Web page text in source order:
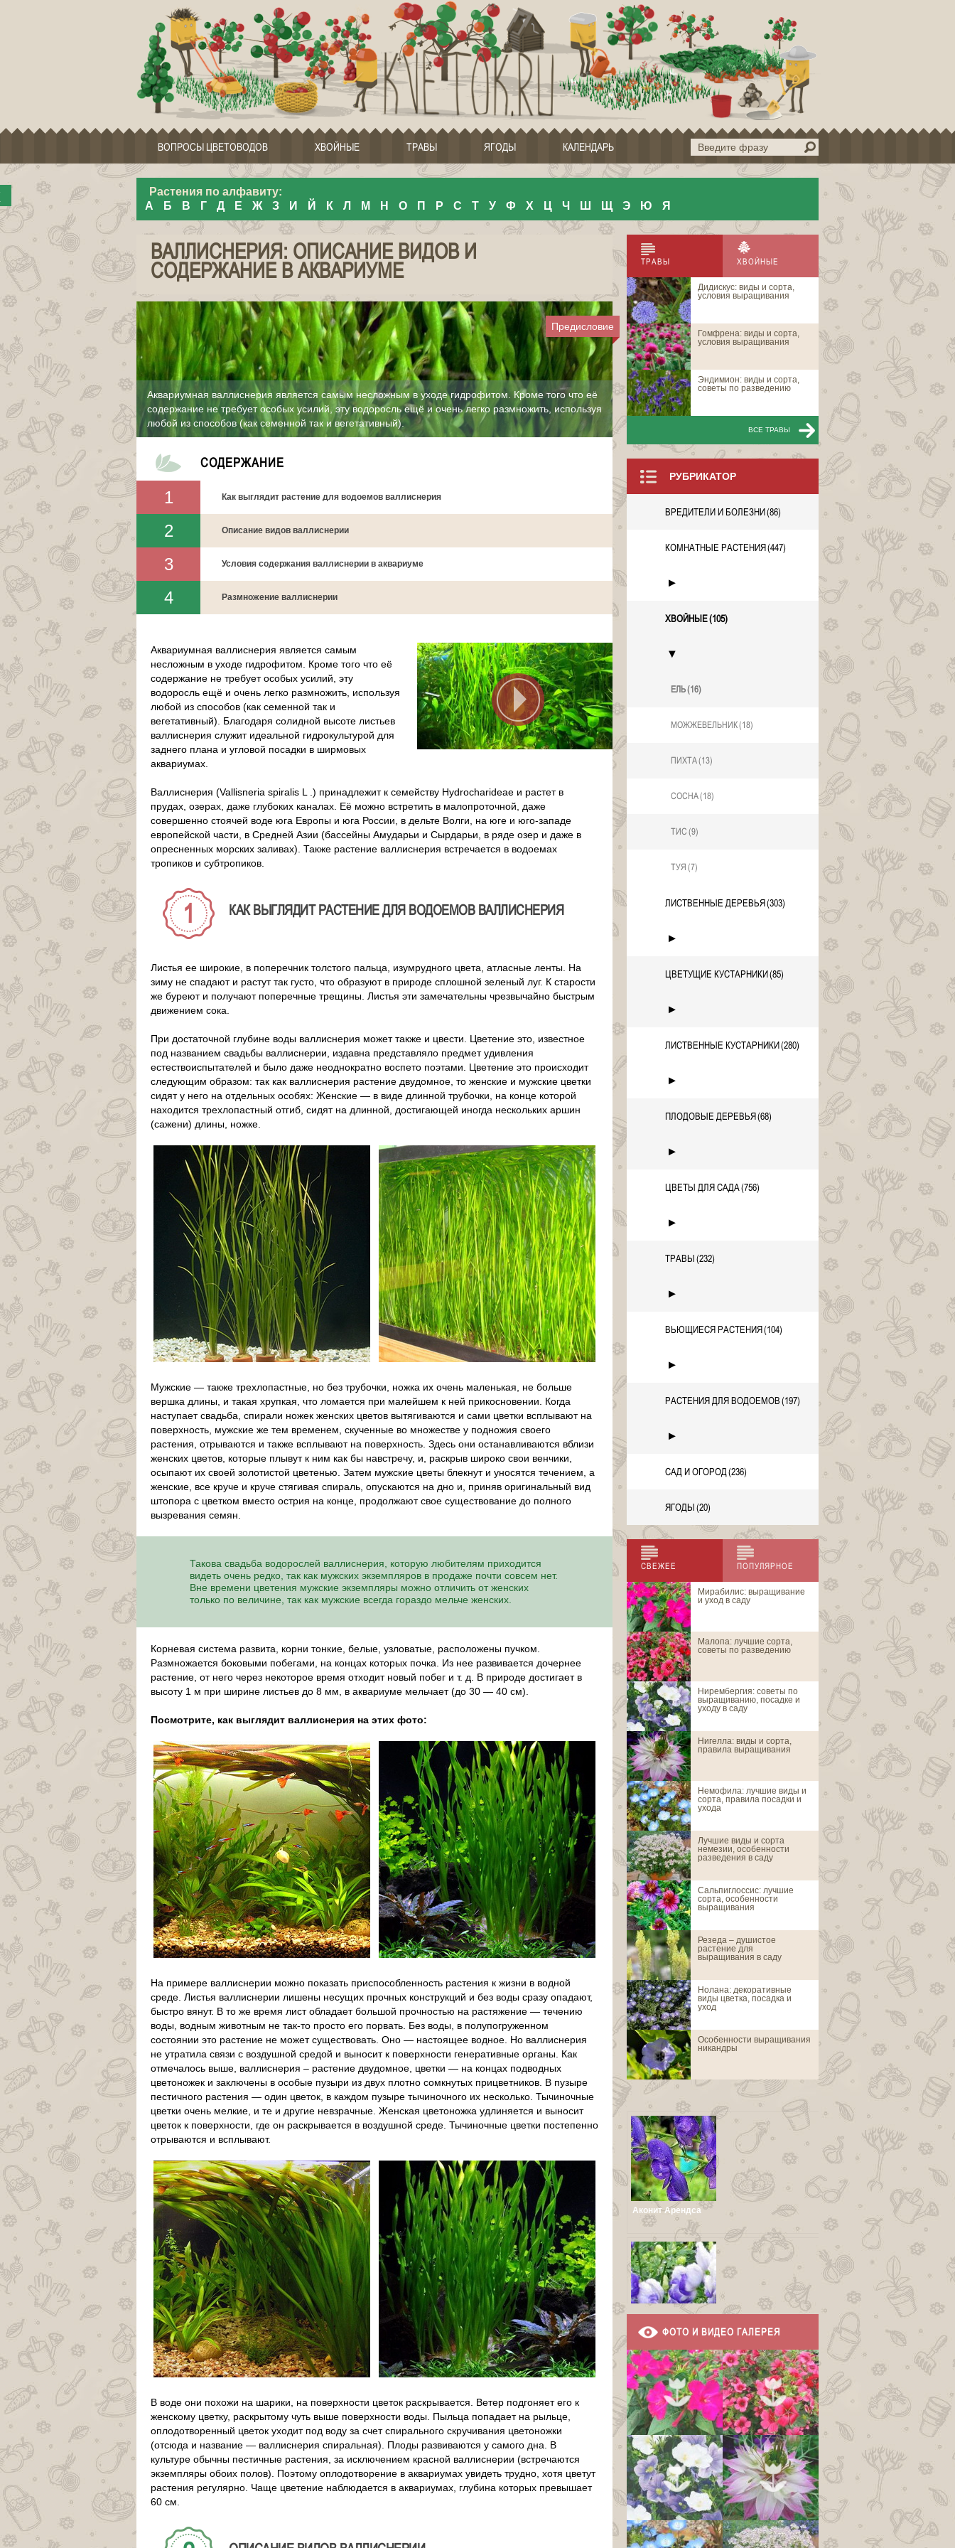
ВОПРОСЫ ЦВЕТОВОДОВ ХВОЙНЫЕ ТРАВЫ ЯГОДЫ КАЛЕНДАРЬ
Растения по алфавиту:
А
Б В Г Д Е Ж З И Й К Л М Н О П Р С Т У Ф Х Ц Ч Ш Щ Э Ю Я
ВАЛЛИСНЕРИЯ: ОПИСАНИЕ ВИДОВ И
СОДЕРЖАНИЕ В АКВАРИУМЕ
Предисловие
Аквариумная валлиснерия является самым несложным в уходе гидрофитом. Кроме того что её
содержание не требует особых усилий, эту водоросль ещё и очень легко размножить, используя
любой из способов (как семенной так и вегетативный).
СОДЕРЖАНИЕ
Как выглядит растение для водоемов валлиснерия
Описание видов валлиснерии
Условия содержания валлиснерии в аквариуме
Размножение валлиснерии
Аквариумная валлиснерия является самым
несложным в уходе гидрофитом. Кроме того что её
содержание не требует особых усилий, эту
водоросль ещё и очень легко размножить, используя
любой из способов (как семенной так и
вегетативный). Благодаря солидной высоте листьев
валлиснерия служит идеальной гидрокультурой для
заднего плана и угловой посадки в ширмовых
аквариумах.
Валлиснерия (Vallisneria spiralis L .) принадлежит к семейству Hydrocharideae и растет в
прудах, озерах, даже глубоких каналах. Её можно встретить в малопроточной, даже
совершенно стоячей воде юга Европы и юга России, в дельте Волги, на юге и юго-западе
европейской части, в Средней Азии (бассейны Амударьи и Сырдарьи, в ряде озер и даже в
опресненных морских заливах). Также растение валлиснерия встречается в водоемах
тропиков и субтропиков.
КАК ВЫГЛЯДИТ РАСТЕНИЕ ДЛЯ ВОДОЕМОВ ВАЛЛИСНЕРИЯ
Листья ее широкие, в поперечник толстого пальца, изумрудного цвета, атласные ленты. На
зиму не спадают и растут так густо, что образуют в природе сплошной зеленый луг. К старости
же буреют и получают поперечные трещины. Листья эти замечательны чрезвычайно быстрым
движением сока.
При достаточной глубине воды валлиснерия может также и цвести. Цветение это, известное
под названием свадьбы валлиснерии, издавна представляло предмет удивления
естествоиспытателей и было даже неоднократно воспето поэтами. Цветение это происходит
следующим образом: так как валлиснерия растение двудомное, то женские и мужские цветки
сидят у него на отдельных особях: Женские — в виде длинной трубочки, на конце которой
находится трехлопастный отгиб, сидят на длинной, достигающей иногда нескольких аршин
(сажени) длины, ножке.
Мужские — также трехлопастные, но без трубочки, ножка их очень маленькая, не больше
вершка длины, и такая хрупкая, что ломается при малейшем к ней прикосновении. Когда
наступает свадьба, спирали ножек женских цветов вытягиваются и сами цветки всплывают на
поверхность, мужские же тем временем, скученные во множестве у подножия своего
растения, отрываются и также всплывают на поверхность. Здесь они останавливаются вблизи
женских цветов, которые плывут к ним как бы навстречу, и, раскрыв широко свои венчики,
осыпают их своей золотистой цветенью. Затем мужские цветы блекнут и уносятся течением, а
женские, все круче и круче стягивая спираль, опускаются на дно и, приняв оригинальный вид
штопора с цветком вместо острия на конце, продолжают свое существование до полного
вызревания семян.
Такова свадьба водорослей валлиснерия, которую любителям приходится
видеть очень редко, так как мужских экземпляров в продаже почти совсем нет.
Вне времени цветения мужские экземпляры можно отличить от женских
только по величине, так как мужские всегда гораздо мельче женских.
Корневая система развита, корни тонкие, белые, узловатые, расположены пучком.
Размножается боковыми побегами, на концах которых почка. Из нее развивается дочернее
растение, от него через некоторое время отходит новый побег и т. д. В природе достигает в
высоту 1 м при ширине листьев до 8 мм, в аквариуме мельчает (до 30 — 40 см).
Посмотрите, как выглядит валлиснерия на этих фото:
На примере валлиснерии можно показать приспособленность растения к жизни в водной
среде. Листья валлиснерии лишены несущих прочных конструкций и без воды сразу опадают,
быстро вянут. В то же время лист обладает большой прочностью на растяжение — течению
воды, водным животным не так-то просто его порвать. Без воды, в полупогруженном
состоянии это растение не может существовать. Оно — настоящее водное. Но валлиснерия
не утратила связи с воздушной средой и выносит к поверхности генеративные органы. Как
отмечалось выше, валлиснерия – растение двудомное, цветки — на концах подводных
цветоножек и заключены в особые пузыри из двух плотно сомкнутых прицветников. В пузыре
пестичного растения — один цветок, в каждом пузыре тычиночного их несколько. Тычиночные
цветки очень мелкие, и те и другие невзрачные. Женская цветоножка удлиняется и выносит
цветок к поверхности, где он раскрывается в воздушной среде. Тычиночные цветки постепенно
отрываются и всплывают.
В воде они похожи на шарики, на поверхности цветок раскрывается. Ветер подгоняет его к
женскому цветку, раскрытому чуть выше поверхности воды. Пыльца попадает на рыльце,
оплодотворенный цветок уходит под воду за счет спирального скручивания цветоножки
(отсюда и название — валлиснерия спиральная). Плоды развиваются у самого дна. В
культуре обычны пестичные растения, за исключением красной валлиснерии (встречаются
экземпляры обоих полов). Поэтому оплодотворение в аквариумах увидеть трудно, хотя цветут
растения регулярно. Чаще цветение наблюдается в аквариумах, глубина которых превышает
60 см.
ТРАВЫ ХВОЙНЫЕ
Дидискус: виды и сорта,
условия выращивания
Гомфрена: виды и сорта,
условия выращивания
Эндимион: виды и сорта,
советы по разведению
ВСЕ ТРАВЫ
Ель аянская
Ель восточная
Ель восточная
ВСЕ
РУБРИКАТОР
ВРЕДИТЕЛИ И БОЛЕЗНИ(86)
КОМНАТНЫЕ РАСТЕНИЯ(447)
►
ХВОЙНЫЕ(105)
▼
ЕЛЬ(16)
МОЖЖЕВЕЛЬНИК(18)
ПИХТА(13)
СОСНА(18)
ТИС (9)
ТУЯ (7)
ЛИСТВЕННЫЕ ДЕРЕВЬЯ(303)
►
ЦВЕТУЩИЕ КУСТАРНИКИ(85)
►
ЛИСТВЕННЫЕ КУСТАРНИКИ(280)
►
ПЛОДОВЫЕ ДЕРЕВЬЯ(68)
►
ЦВЕТЫ ДЛЯ САДА(756)
►
ТРАВЫ(232)
►
ВЬЮЩИЕСЯ РАСТЕНИЯ(104)
►
РАСТЕНИЯ ДЛЯ ВОДОЕМОВ(197)
►
САД И ОГОРОД(236)
ЯГОДЫ(20)
СВЕЖЕЕ ПОПУЛЯРНОЕ
Мирабилис: выращивание
и уход в саду
Малопа: лучшие сорта,
советы по разведению
Нирембергия: советы по
выращиванию, посадке и
уходу в саду
Нигелла: виды и сорта,
правила выращивания
Немофила: лучшие виды и
сорта, правила посадки и
ухода
Лучшие виды и сорта
немезии, особенности
разведения в саду
Сальпиглоссис: лучшие
сорта, особенности
выращивания
Резеда – душистое
растение для
выращивания в саду
Нолана: декоративные
виды цветка, посадка и
уход
Особенности выращивания
никандры
Авран
Цветы
сорта,
Аденофора
Азинеума
Азинеума
Акантолимон
Аконит
Аконит Арендса
Аконит бело-
фиолетовый
Аконит дубравный
ФОТО И ВИДЕО ГАЛЕРЕЯ